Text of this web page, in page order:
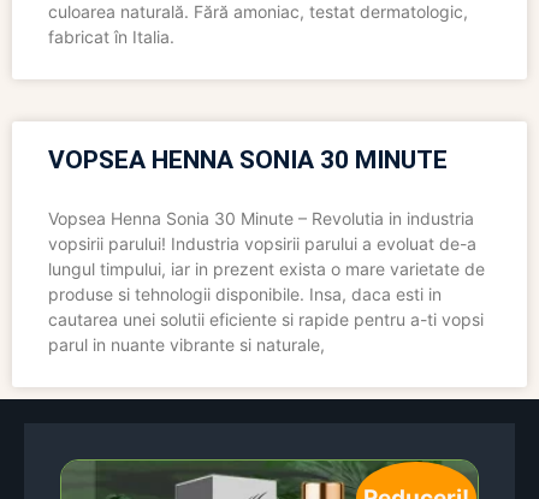
culoarea naturală. Fără amoniac, testat dermatologic,
fabricat în Italia.
VOPSEA HENNA SONIA 30 MINUTE
Vopsea Henna Sonia 30 Minute – Revolutia in industria
vopsirii parului! Industria vopsirii parului a evoluat de-a
lungul timpului, iar in prezent exista o mare varietate de
produse si tehnologii disponibile. Insa, daca esti in
cautarea unei solutii eficiente si rapide pentru a-ti vopsi
parul in nuante vibrante si naturale,